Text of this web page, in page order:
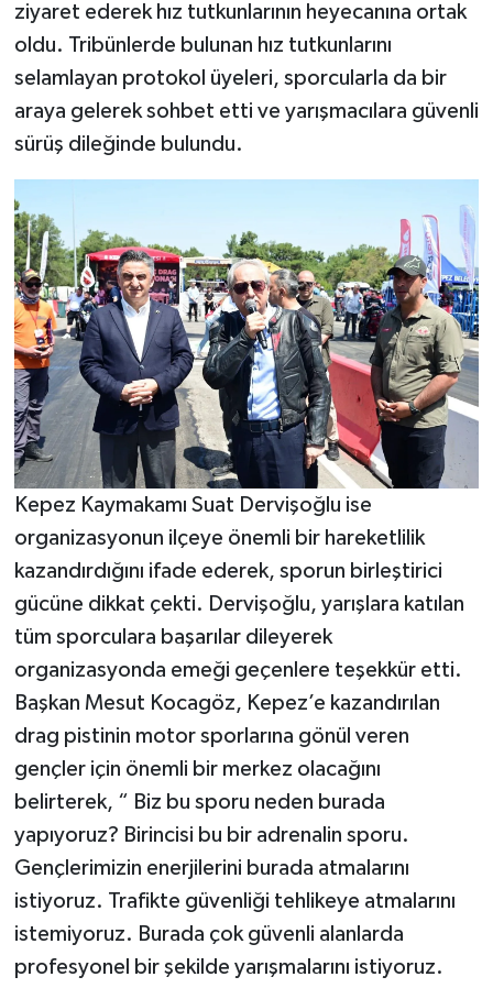
ziyaret ederek hız tutkunlarının heyecanına ortak
oldu. Tribünlerde bulunan hız tutkunlarını
selamlayan protokol üyeleri, sporcularla da bir
araya gelerek sohbet etti ve yarışmacılara güvenli
sürüş dileğinde bulundu.
Kepez Kaymakamı Suat Dervişoğlu ise
organizasyonun ilçeye önemli bir hareketlilik
kazandırdığını ifade ederek, sporun birleştirici
gücüne dikkat çekti. Dervişoğlu, yarışlara katılan
tüm sporculara başarılar dileyerek
organizasyonda emeği geçenlere teşekkür etti.
Başkan Mesut Kocagöz, Kepez’e kazandırılan
drag pistinin motor sporlarına gönül veren
gençler için önemli bir merkez olacağını
belirterek, “ Biz bu sporu neden burada
yapıyoruz? Birincisi bu bir adrenalin sporu.
Gençlerimizin enerjilerini burada atmalarını
istiyoruz. Trafikte güvenliği tehlikeye atmalarını
istemiyoruz. Burada çok güvenli alanlarda
profesyonel bir şekilde yarışmalarını istiyoruz.